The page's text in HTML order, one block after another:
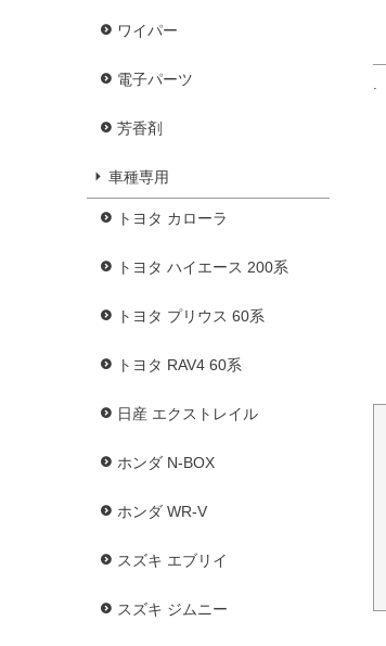
ワイパー
電子パーツ
芳香剤
車種専用
トヨタ カローラ
トヨタ ハイエース 200系
トヨタ プリウス 60系
トヨタ RAV4 60系
日産 エクストレイル
ホンダ N-BOX
ホンダ WR-V
スズキ エブリイ
スズキ ジムニー